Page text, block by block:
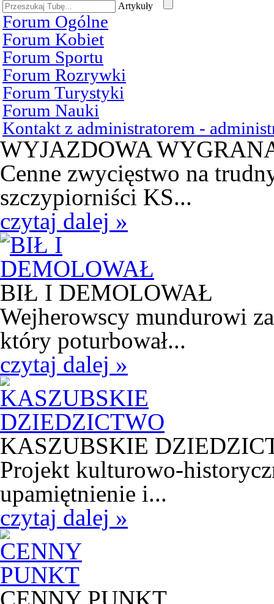
Artykuły
Forum Ogólne
Forum Kobiet
Forum Sportu
Forum Rozrywki
Forum Turystyki
Forum Nauki
Kontakt z administratorem -
WYJAZDOWA
Cenne zwycięstwo na
szczypiorniści KS...
czytaj dalej »
BIŁ I DEMOLOWAŁ
Wejherowscy mundurowi
który poturbował...
czytaj dalej »
KASZUBSKIE
Projekt kulturowo-
upamiętnienie i...
czytaj dalej »